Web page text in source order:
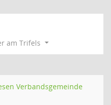
am Trifels
Verbandsgemeinde